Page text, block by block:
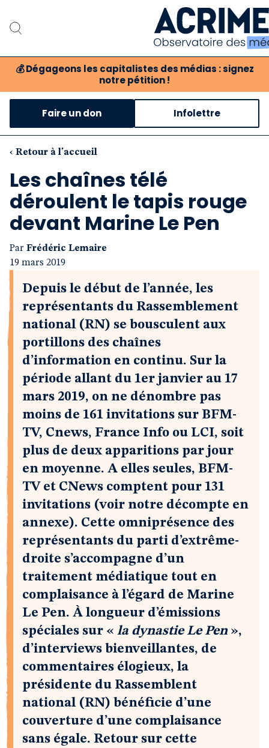
💰 Dégageons les capitalistes des médias : signez
notre pétition !
Notre critique des
Boutique
Faire un don Infolettre
‹ Retour à l'accueil
Les chaînes télé
déroulent le tapis rouge
devant Marine Le Pen
Par Frédéric Lemaire
19 mars 2019
Depuis le début de l’année, les
représentants du Rassemblement
national (RN) se bousculent aux
portillons des chaînes
d’information en continu. Sur la
période allant du 1er janvier au 17
mars 2019, on ne dénombre pas
moins de 161 invitations sur BFM-
TV, Cnews, France Info ou LCI, soit
plus de deux apparitions par jour
en moyenne. A elles seules, BFM-
TV et CNews comptent pour 131
invitations (voir notre décompte en
annexe). Cette omniprésence des
représentants du parti d’extrême-
droite s’accompagne d’un
traitement médiatique tout en
complaisance à l’égard de Marine
Le Pen. À longueur d’émissions
spéciales sur « la dynastie Le Pen »,
d’interviews bienveillantes, de
commentaires élogieux, la
présidente du Rassemblent
national (RN) bénéficie d’une
couverture d’une complaisance
sans égale. Retour sur cette